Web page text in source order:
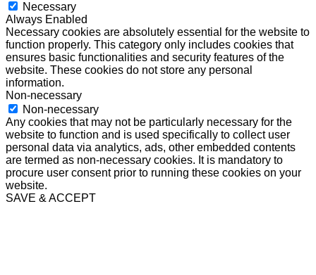
Necessary
Always Enabled
Necessary cookies are absolutely essential for the website to
function properly. This category only includes cookies that
ensures basic functionalities and security features of the
website. These cookies do not store any personal
information.
Non-necessary
Non-necessary
Any cookies that may not be particularly necessary for the
website to function and is used specifically to collect user
personal data via analytics, ads, other embedded contents
are termed as non-necessary cookies. It is mandatory to
procure user consent prior to running these cookies on your
website.
SAVE & ACCEPT